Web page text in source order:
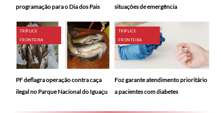
programação para o Dia dos Pais
situações de emergência
TRÍPLICE
FRONTEIRA
PF deflagra operação contra caça
ilegal no Parque Nacional do Iguaçu
TRÍPLICE
FRONTEIRA
Foz garante atendimento prioritário
a pacientes com diabetes